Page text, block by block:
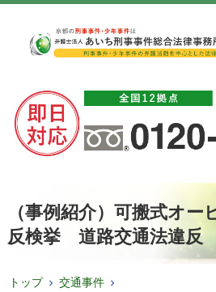
（事例紹介）可搬式オ
反検挙 道路交通法違反
トップ
交通事件